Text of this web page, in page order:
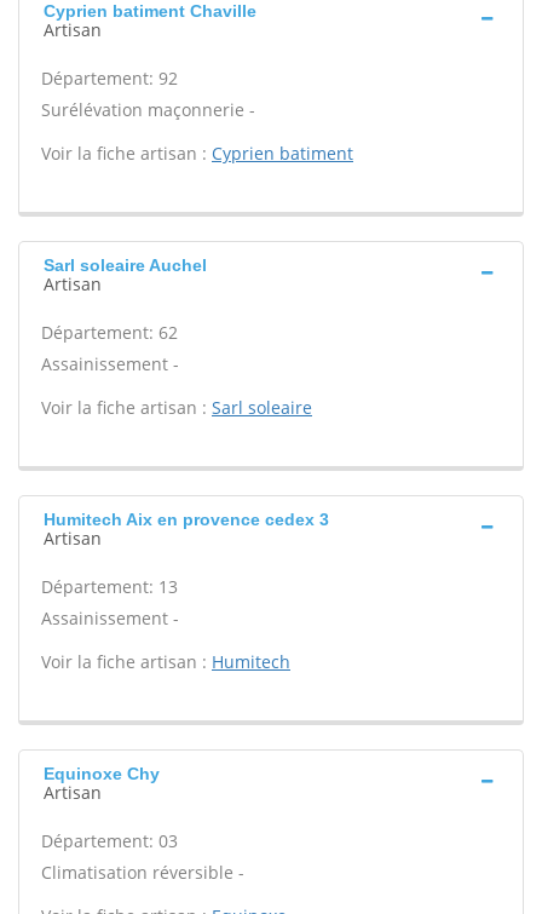
Cyprien batiment Chaville
Artisan
Département: 92
Surélévation maçonnerie -
Voir la fiche artisan : Cyprien batiment
Sarl soleaire Auchel
Artisan
Département: 62
Assainissement -
Voir la fiche artisan : Sarl soleaire
Humitech Aix en provence cedex 3
Artisan
Département: 13
Assainissement -
Voir la fiche artisan : Humitech
Equinoxe Chy
Artisan
Département: 03
Climatisation réversible -